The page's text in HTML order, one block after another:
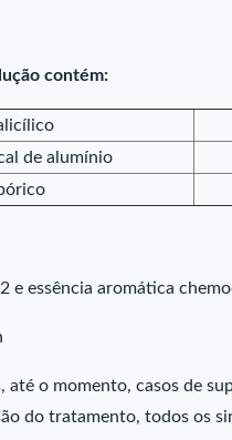
contém:
de alumínio
e essência aromática
o momento, casos de
do tratamento, todos os